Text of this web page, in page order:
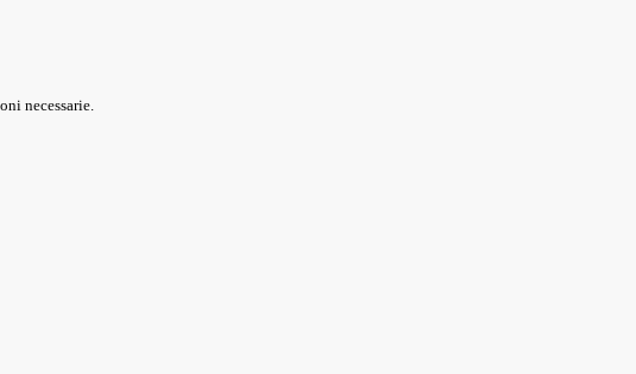
necessarie.